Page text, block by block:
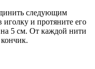
следующим
и протяните его
5 см. От каждой нити